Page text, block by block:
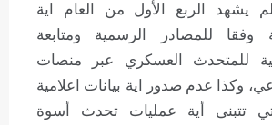
يشهد الربع الأول من العام اية
وفقا للمصادر الرسمية ومتابعة
للمتحدث العسكري عبر منصات
وكذا عدم صدور اية بيانات اعلامية
تتبنى أية عمليات تحدث أسوة